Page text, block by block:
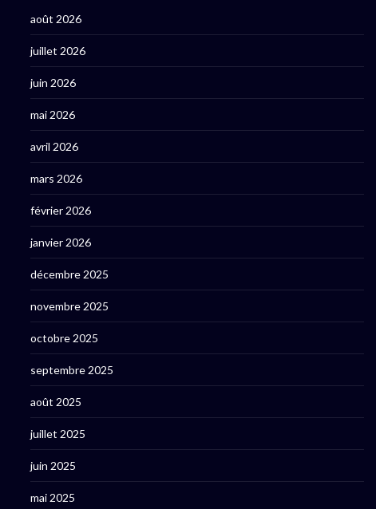
août 2026
juillet 2026
juin 2026
mai 2026
avril 2026
mars 2026
février 2026
janvier 2026
décembre 2025
novembre 2025
octobre 2025
septembre 2025
août 2025
juillet 2025
juin 2025
mai 2025